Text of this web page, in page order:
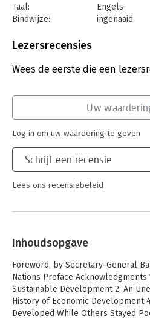
achieve Sustainable Development
rhetorical exercise, this book is
Earth Institute at Columbia
Millennium Development Goals,
Development is a landmark
who care about our planet and
http://cup.columbia.edu/extras/
9780231173148 for additional
problem sets, and slides.
Taal:
Engels
Bindwijze:
ingenaaid
Uitgever:
Lezersrecensies
Wees de eerste die een
Schrijf een recensie
Lees ons recensiebeleid
Uw
Log in om uw waardering te geven
Inhoudsopgave
Foreword, by Secretary-General
Nations Preface
Sustainable Development 2. An
History of Economic Development
Developed While Others Stayed